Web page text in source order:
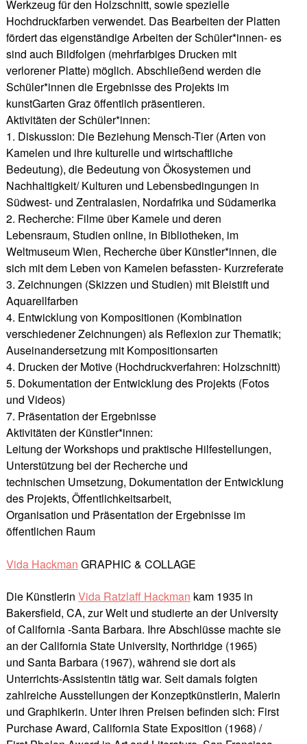
Werkzeug für den Holzschnitt, sowie spezielle
Hochdruckfarben verwendet. Das Bearbeiten der Platten
fördert das eigenständige Arbeiten der Schüler*innen- es
sind auch Bildfolgen (mehrfarbiges Drucken mit
verlorener Platte) möglich. Abschließend werden die
Schüler*innen die Ergebnisse des Projekts im
kunstGarten Graz öffentlich präsentieren.
Aktivitäten der Schüler*innen:
1. Diskussion: Die Beziehung Mensch-Tier (Arten von
Kamelen und ihre kulturelle und wirtschaftliche
Bedeutung), die Bedeutung von Ökosystemen und
Nachhaltigkeit/ Kulturen und Lebensbedingungen in
Südwest- und Zentralasien, Nordafrika und Südamerika
2. Recherche: Filme über Kamele und deren
Lebensraum, Studien online, in Bibliotheken, im
Weltmuseum Wien, Recherche über Künstler*innen, die
sich mit dem Leben von Kamelen befassten- Kurzreferate
3. Zeichnungen (Skizzen und Studien) mit Bleistift und
Aquarellfarben
4. Entwicklung von Kompositionen (Kombination
verschiedener Zeichnungen) als Reflexion zur Thematik;
Auseinandersetzung mit Kompositionsarten
4. Drucken der Motive (Hochdruckverfahren: Holzschnitt)
5. Dokumentation der Entwicklung des Projekts (Fotos
und Videos)
7. Präsentation der Ergebnisse
Aktivitäten der Künstler*innen:
Leitung der Workshops und praktische Hilfestellungen,
Unterstützung bei der Recherche und
technischen Umsetzung, Dokumentation der Entwicklung
des Projekts, Öffentlichkeitsarbeit,
Organisation und Präsentation der Ergebnisse im
öffentlichen Raum
Vida Hackman GRAPHIC & COLLAGE
Die Künstlerin Vida Ratzlaff Hackman kam 1935 in
Bakersfield, CA, zur Welt und studierte an der University
of California -Santa Barbara. Ihre Abschlüsse machte sie
an der California State University, Northridge (1965)
und Santa Barbara (1967), während sie dort als
Unterrichts-Assistentin tätig war. Seit damals folgten
zahlreiche Ausstellungen der Konzeptkünstlerin, Malerin
und Graphikerin. Unter ihren Preisen befinden sich: First
Purchase Award, California State Exposition (1968) /